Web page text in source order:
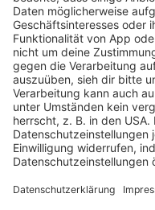
Anschluss 2026: Ist